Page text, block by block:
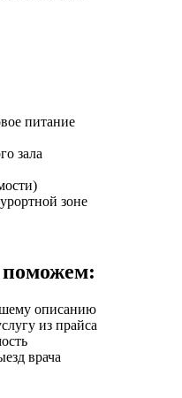
питание
зала
зоне
описанию
из прайса
врача